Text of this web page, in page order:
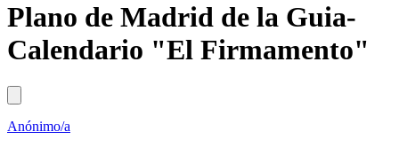
Plano de Madrid de la Guia-
Calendario "El Firmamento"
Anónimo/a